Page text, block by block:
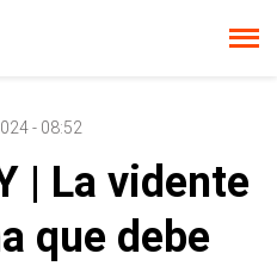
- 08:52
| La vidente
que debe